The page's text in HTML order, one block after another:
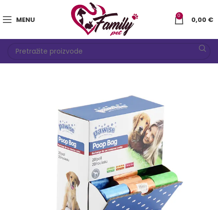
MENU 0 0,00 €